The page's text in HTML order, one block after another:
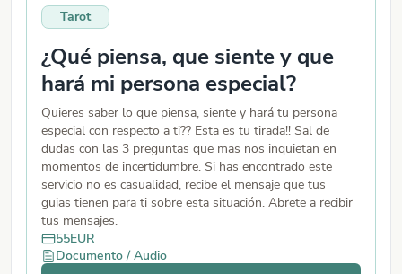
Tarot
¿Qué piensa, que siente y que
hará mi persona especial?
Quieres saber lo que piensa, siente y hará tu persona
especial con respecto a ti?? Esta es tu tirada!! Sal de
dudas con las 3 preguntas que mas nos inquietan en
momentos de incertidumbre. Si has encontrado este
servicio no es casualidad, recibe el mensaje que tus
guias tienen para ti sobre esta situación. Abrete a recibir
tus mensajes.
55EUR
Documento / Audio